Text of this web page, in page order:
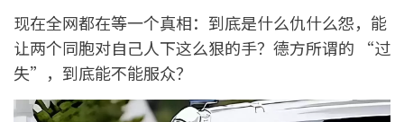
现在全网都在等一个真相：到底是什么仇什么怨，能
让两个同胞对自己人下这么狠的手？德方所谓的 “过
失”，到底能不能服众？